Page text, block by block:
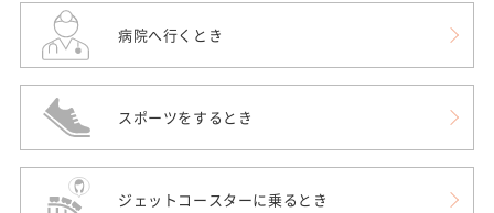
病院へ行くとき
スポーツをするとき
ジェットコースターに乗るとき